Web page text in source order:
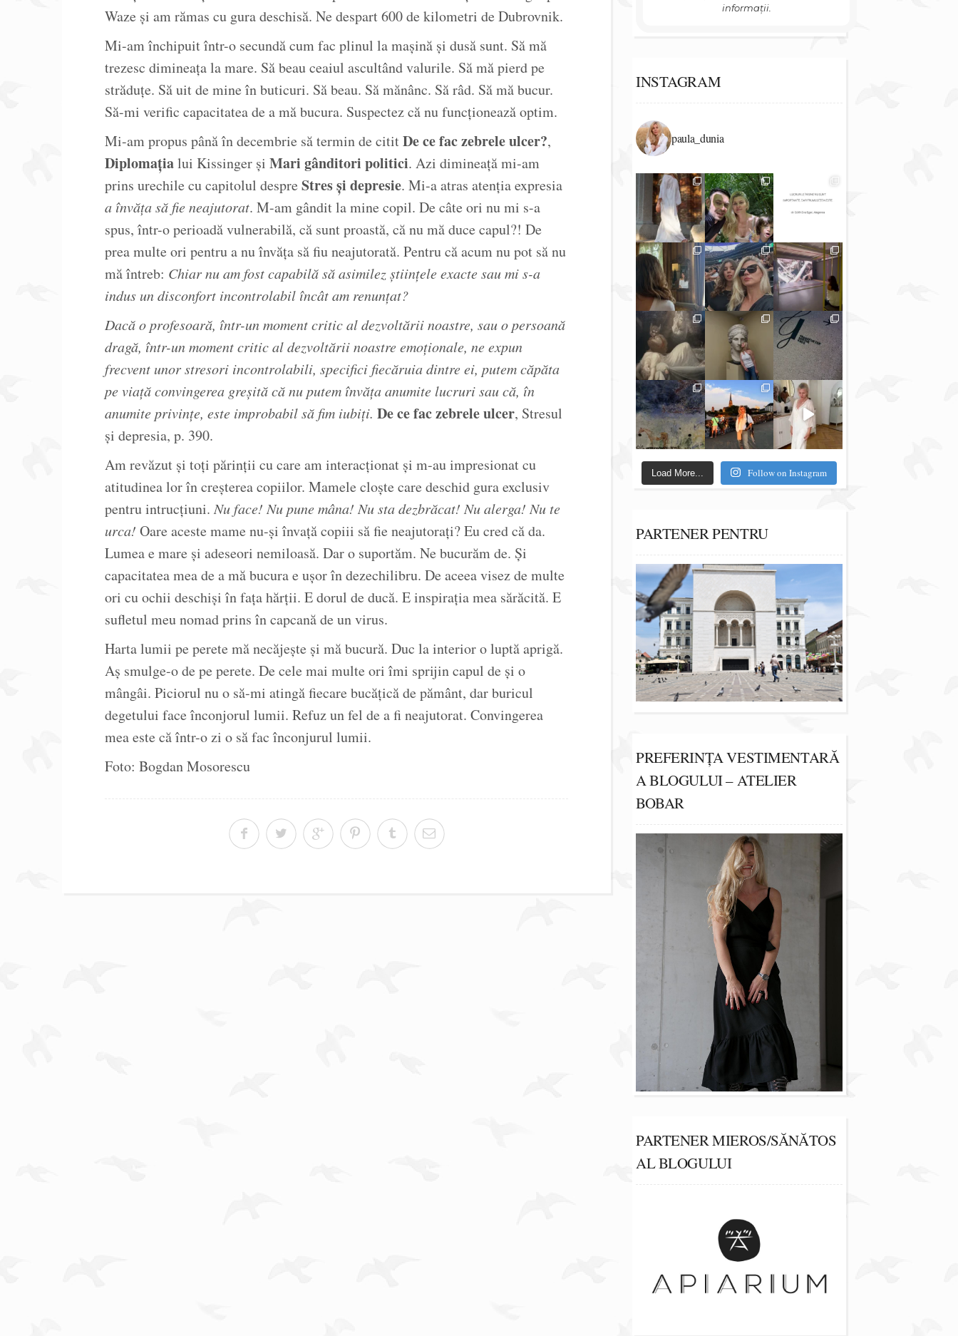
Waze și am rămas cu gura deschisă. Ne despart 600 de kilometri de Dubrovnik.
Mi-am închipuit într-o secundă cum fac plinul la mașină și dusă sunt. Să mă
trezesc dimineața la mare. Să beau ceaiul ascultând valurile. Să mă pierd pe
străduțe. Să uit de mine în buticuri. Să beau. Să mănânc. Să râd. Să mă bucur.
Să-mi verific capacitatea de a mă bucura. Suspectez că nu funcționează optim.
Mi-am propus până în decembrie să termin de cititDe ce fac zebrele ulcer?,
Diplomațialui Kissinger și Mari gânditori politici. Azi dimineață mi-am
prins urechile cu capitolul despre Stres și depresie. Mi-a atras atenția expresia
a învăța să fie neajutorat. M-am gândit la mine copil. De câte ori nu mi s-a
spus, într-o perioadă vulnerabilă, că sunt proastă, că nu mă duce capul?! De
prea multe ori pentru a nu învăța să fiu neajutorată. Pentru că acum nu pot să nu
mă întreb: Chiar nu am fost capabilă să asimilez științele exacte sau mi s-a
indus un disconfort incontrolabil încât am renunțat?
Dacă o profesoară, într-un moment critic al dezvoltării noastre, sau o persoană
dragă, într-un moment critic al dezvoltării noastre emoționale, ne expun
frecvent unor stresori incontrolabili, specifici fiecăruia dintre ei, putem căpăta
pe viață convingerea greșită că nu putem învăța anumite lucruri sau că, în
anumite privințe, este improbabil să fim iubiți. De ce fac zebrele ulcer, Stresul
și depresia, p. 390.
Am revăzut și toți părinții cu care am interacționat și m-au impresionat cu
atitudinea lor în creșterea copiilor. Mamele cloște care deschid gura exclusiv
pentru intrucțiuni.Nu face! Nu pune mâna! Nu sta dezbrăcat! Nu alerga! Nu te
urca! Oare aceste mame nu-și învață copiii să fie neajutorați? Eu cred că da.
Lumea e mare și adeseori nemiloasă. Dar o suportăm. Ne bucurăm de. Și
capacitatea mea de a mă bucura e ușor în dezechilibru. De aceea visez de multe
ori cu ochii deschiși în fața hărții. E dorul de ducă. E inspirația mea sărăcită. E
sufletul meu nomad prins în capcană de un virus.
Harta lumii pe perete mă necăjește și mă bucură. Duc la interior o luptă aprigă.
Aș smulge-o de pe perete. De cele mai multe ori îmi sprijin capul de și o
mângâi. Piciorul nu o să-mi atingă fiecare bucățică de pământ, dar buricul
degetului face înconjorul lumii. Refuz un fel de a fi neajutorat. Convingerea
mea este că într-o zi o să fac înconjurul lumii.
Foto: Bogdan Mosorescu
informații.
INSTAGRAM
paula_dunia
Load More... Follow on Instagram
PARTENER PENTRU
PREFERINȚA VESTIMENTARĂ
A BLOGULUI – ATELIER
BOBAR
PARTENER MIEROS/SĂNĂTOS
AL BLOGULUI